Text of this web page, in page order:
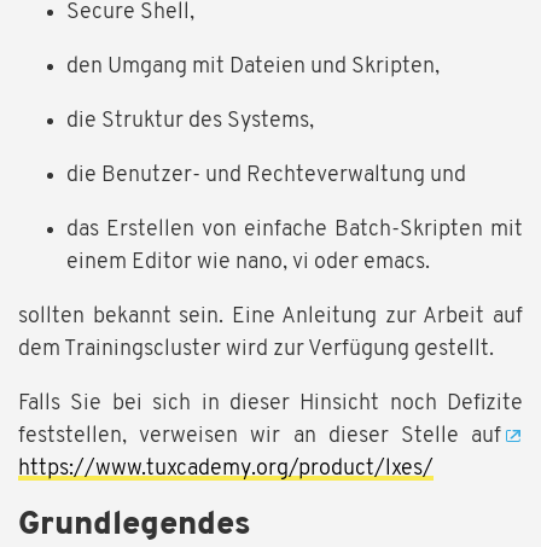
Secure Shell,
den Umgang mit Dateien und Skripten,
die Struktur des Systems,
die Benutzer- und Rechteverwaltung und
das Erstellen von einfache Batch-Skripten mit
einem Editor wie nano, vi oder emacs.
sollten bekannt sein. Eine Anleitung zur Arbeit auf
dem Trainingscluster wird zur Verfügung gestellt.
Falls Sie bei sich in dieser Hinsicht noch Defizite
feststellen, verweisen wir an dieser Stelle auf
https://www.tuxcademy.org/product/lxes/
Grundlegendes